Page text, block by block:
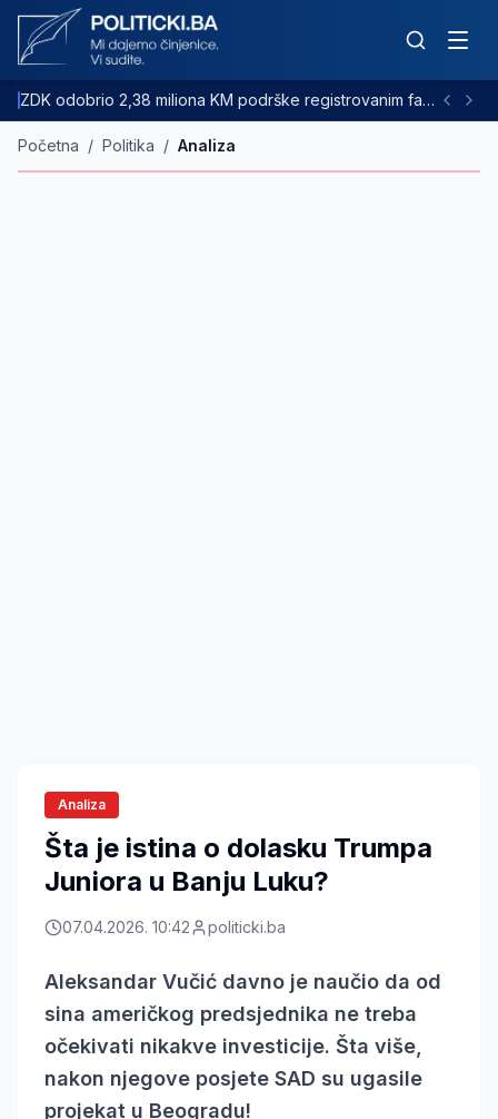
ZDK odobrio 2,38 miliona KM podrške registrovanim farmama goveda
Početna / Politika / Analiza
Analiza
Šta je istina o dolasku Trumpa
Juniora u Banju Luku?
07.04.2026. 10:42 politicki.ba
Aleksandar Vučić davno je naučio da od
sina američkog predsjednika ne treba
očekivati nikakve investicije. Šta više,
nakon njegove posjete SAD su ugasile
projekat u Beogradu!